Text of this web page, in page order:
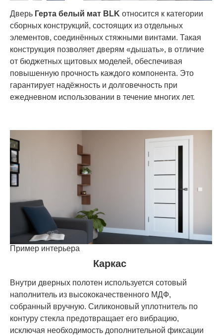
Дверь Герта белый мат BLK относится к категории
сборных конструкций, состоящих из отдельных
элементов, соединённых стяжными винтами. Такая
конструкция позволяет дверям «дышать», в отличие
от бюджетных щитовых моделей, обеспечивая
повышенную прочность каждого компонента. Это
гарантирует надёжность и долговечность при
ежедневном использовании в течение многих лет.
Пример интерьера
Каркас
Внутри дверных полотен используется сотовый
наполнитель из высококачественного МДФ,
собранный вручную. Силиконовый уплотнитель по
контуру стекла предотвращает его вибрацию,
исключая необходимость дополнительной фиксации